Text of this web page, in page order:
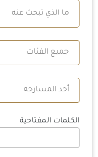
جميع الفئات
أحد المسارحة
الكلمات المفتاحية